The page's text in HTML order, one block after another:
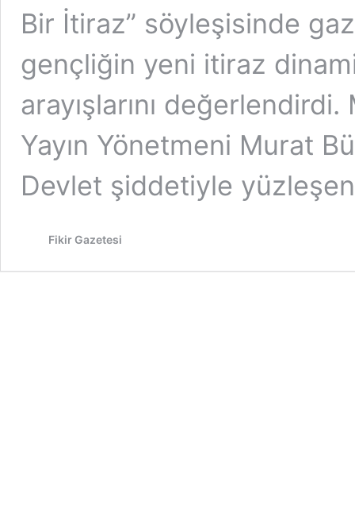
Bir İtiraz” söyleşisinde
gençliğin yeni itiraz
arayışlarını
Yayın Yönetmeni Murat
Devlet şiddetiyle
Fikir Gazetesi